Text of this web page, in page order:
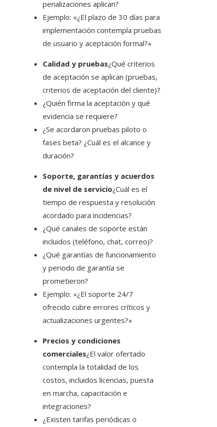
penalizaciones aplican?
Ejemplo: «¿El plazo de 30 días para
implementación contempla pruebas
de usuario y aceptación formal?»
Calidad y pruebas¿Qué criterios
de aceptación se aplican (pruebas,
criterios de aceptación del cliente)?
¿Quién firma la aceptación y qué
evidencia se requiere?
¿Se acordaron pruebas piloto o
fases beta? ¿Cuál es el alcance y
duración?
Soporte, garantías y acuerdos
de nivel de servicio¿Cuál es el
tiempo de respuesta y resolución
acordado para incidencias?
¿Qué canales de soporte están
incluidos (teléfono, chat, correo)?
¿Qué garantías de funcionamiento
y periodo de garantía se
prometieron?
Ejemplo: «¿El soporte 24/7
ofrecido cubre errores críticos y
actualizaciones urgentes?»
Precios y condiciones
comerciales¿El valor ofertado
contempla la totalidad de los
costos, incluidos licencias, puesta
en marcha, capacitación e
integraciones?
¿Existen tarifas periódicas o